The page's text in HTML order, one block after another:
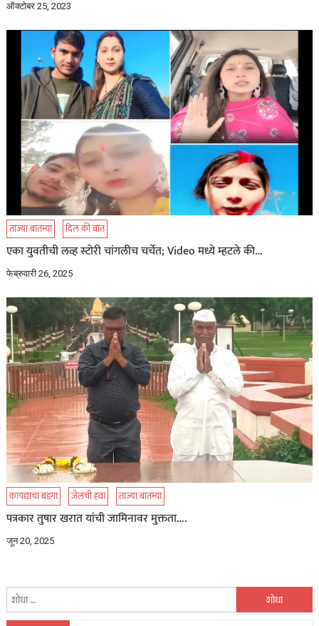
ऑक्टोबर 25, 2023
ताज्या बातम्या दिल की बात
एका युवतीची लव्ह स्टोरी चांगलीच चर्चेत; Video मध्ये म्हटले की…
फेब्रुवारी 26, 2025
कायद्याचा बडगा जेलची हवा ताज्या बातम्या
पत्रकार तुषार खरात यांची जामिनावर मुक्तता….
जून 20, 2025
शोध